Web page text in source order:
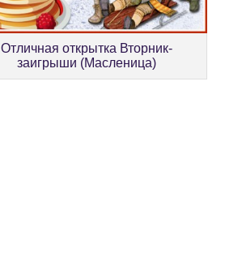
Отличная открытка Вторник-
заигрыши (Масленица)